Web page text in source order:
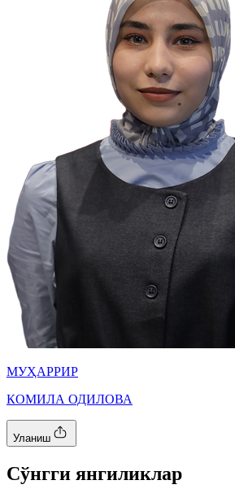
МУҲАРРИР
КОМИЛА ОДИЛОВА
Уланиш
Cўнгги янгиликлар